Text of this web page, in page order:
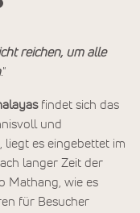
reichen, um alle
."
findet sich das
und
liegt es eingebettet im
langer Zeit der
Mathang, wie es
für Besucher